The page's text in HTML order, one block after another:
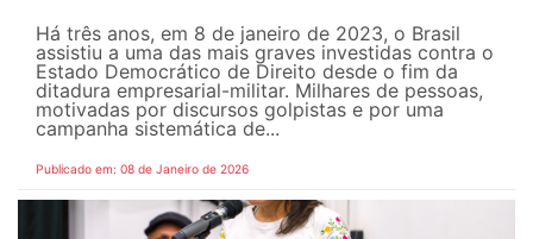
Há três anos, em 8 de janeiro de 2023, o Brasil
assistiu a uma das mais graves investidas contra o
Estado Democrático de Direito desde o fim da
ditadura empresarial-militar. Milhares de pessoas,
motivadas por discursos golpistas e por uma
campanha sistemática de...
Publicado em: 08 de Janeiro de 2026